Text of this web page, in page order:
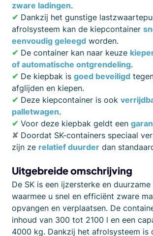
zware ladingen.
✔ Dankzij het gunstige
afrolsysteem kan de kiepcontainer
eenvoudig geleegd worden.
✔ De container kan naar keuze
of automatische ontgrendeling.
✔ De kiepbak is goed beveiligd
afglijden en kiepen.
✔ Deze kiepcontainer is ook
palletwagen.
✔ Voor deze kiepbak geldt een
✘ Doordat SK-containers speciaal
zijn ze relatief duurder dan
Uitgebreide omschrijving
De SK is een ijzersterke en
waarmee u snel en efficiënt zware
opvangen en verplaatsen. De
inhoud van 300 tot 2100 l en een
4000 kg. Dankzij het afrolsysteem is